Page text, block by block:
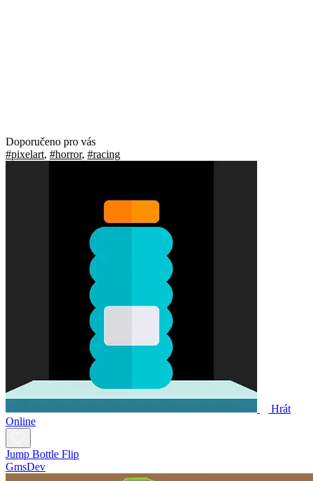
Doporučeno pro vás
#pixelart, #horror, #racing
Hrát
Online
Jump Bottle Flip
GmsDev